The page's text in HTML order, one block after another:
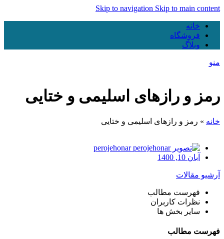
Skip to navigation Skip to main content
خانه
فروشگاه
وبلاگ
منو
رمز و رازهای اسلیمی و ختایی
خانه » رمز و رازهای اسلیمی و ختایی
perojehonar
آبان 10, 1400
آرشیو مقالات
فهرست مطالب
نظرات کاربران
سایر بخش ها
فهرست مطالب